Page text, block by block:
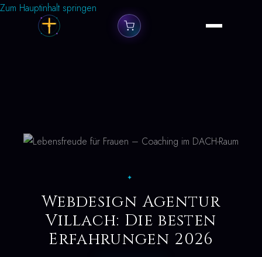
Zum Hauptinhalt springen
✦
Webdesign Agentur
Villach: Die besten
Erfahrungen 2026